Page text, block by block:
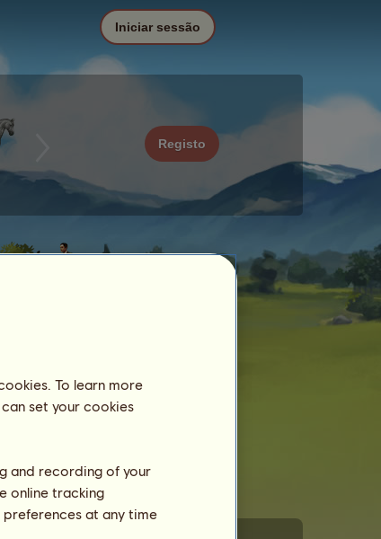
Registo
Iniciar sessão
Data Preço
To learn more
can set your cookies
and recording of your
online tracking
preferences at any time